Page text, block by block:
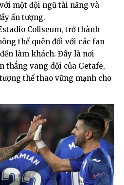
một đội ngũ tài năng và
ấn tượng.
Coliseum, trở thành
thể quên đối với các fan
làm khách. Đây là nơi
thắng vang dội của Getafe,
thể thao vững mạnh cho